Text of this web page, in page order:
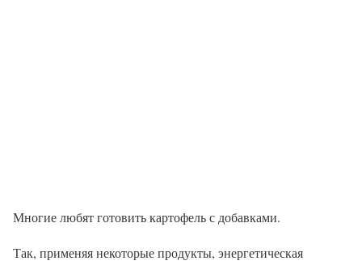
Многие любят готовить картофель с добавками.
Так, применяя некоторые продукты, энергетическая